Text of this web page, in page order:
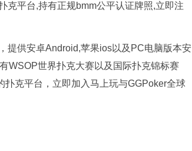
克平台,持有正规bmm公平认证牌照,立即注
提供安卓Android,苹果ios以及PC电脑版本安
WSOP世界扑克大赛以及国际扑克锦标赛
克平台，立即加入马上玩与GGPoker全球